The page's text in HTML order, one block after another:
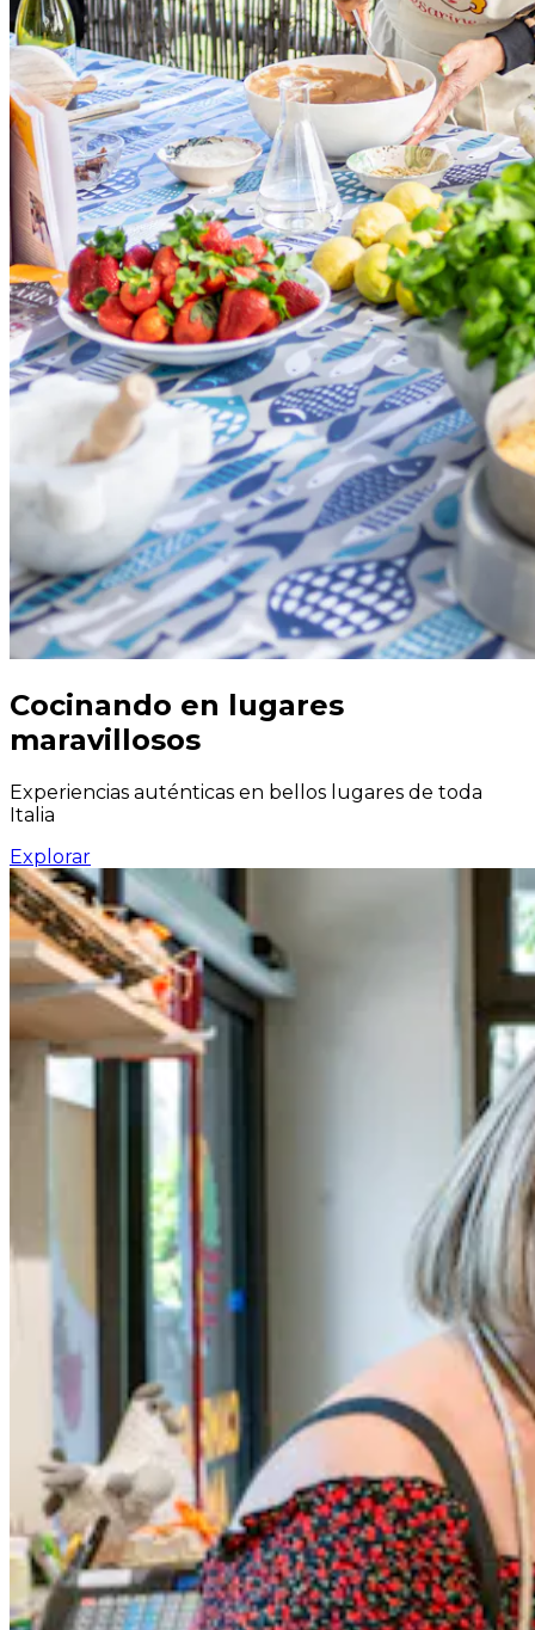
Cocinando en lugares
maravillosos
Experiencias auténticas en bellos lugares de toda
Italia
Explorar